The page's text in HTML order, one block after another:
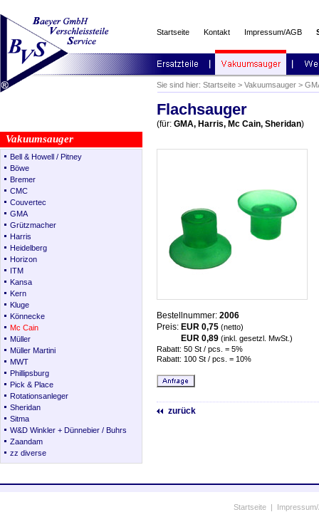
Startseite Kontakt Impressum/AGB
Sie sind hier: Startseite > Vakuumsauger >
Vakuumsauger
Bell & Howell / Pitney
Böwe
Bremer
CMC
Couvertec
GMA
Grützmacher
Harris
Heidelberg
Horizon
ITM
Kansa
Kern
Kluge
Könnecke
Mc Cain
Müller
Müller Martini
MWT
Phillipsburg
Pick & Place
Rotationsanleger
Sheridan
Sitma
W&D Winkler + Dünnebier / Buhrs
Zaandam
zz diverse
Flachsauger
(für: GMA, Harris, Mc Cain, Sheridan)
Bestellnummer: 2006
Preis: EUR 0,75 (netto)
EUR 0,89 (inkl. gesetzl. MwSt.)
Rabatt: 50 St / pcs. = 5%
Rabatt: 100 St / pcs. = 10%
zurück
Startseite |